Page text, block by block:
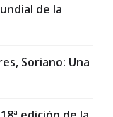
de la
Soriano: Una